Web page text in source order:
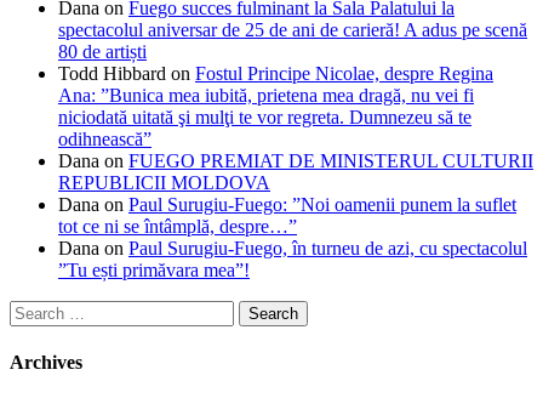
Dana on Fuego succes fulminant la Sala Palatului la
spectacolul aniversar de 25 de ani de carieră! A adus pe scenă
80 de artiști
Todd Hibbard on Fostul Principe Nicolae, despre Regina
Ana: ”Bunica mea iubită, prietena mea dragă, nu vei fi
niciodată uitată şi mulţi te vor regreta. Dumnezeu să te
odihnească”
Dana on FUEGO PREMIAT DE MINISTERUL CULTURII
REPUBLICII MOLDOVA
Dana on Paul Surugiu-Fuego: ”Noi oamenii punem la suflet
tot ce ni se întâmplă, despre…”
Dana on Paul Surugiu-Fuego, în turneu de azi, cu spectacolul
”Tu ești primăvara mea”!
Search
for:
Archives